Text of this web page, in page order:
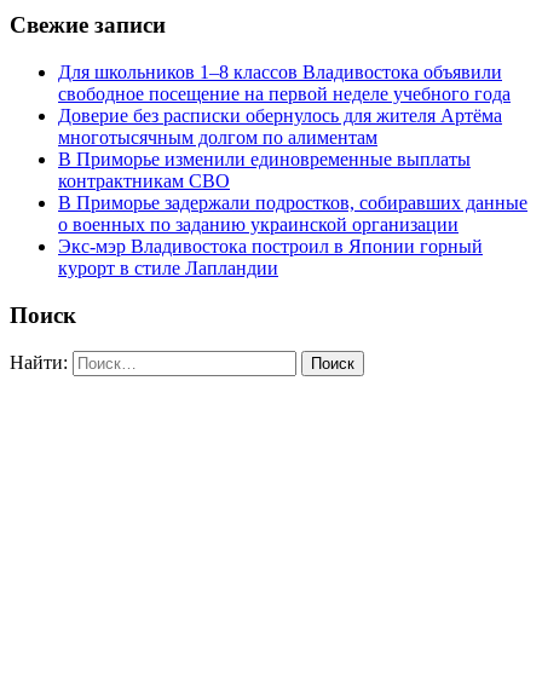
Свежие записи
Для школьников 1–8 классов Владивостока объявили
свободное посещение на первой неделе учебного года
Доверие без расписки обернулось для жителя Артёма
многотысячным долгом по алиментам
В Приморье изменили единовременные выплаты
контрактникам СВО
В Приморье задержали подростков, собиравших данные
о военных по заданию украинской организации
Экс-мэр Владивостока построил в Японии горный
курорт в стиле Лапландии
Поиск
Найти: